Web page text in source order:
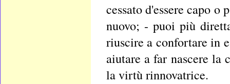
cessato d'essere capo
nuovo; - puoi più
riuscire a confortare in
aiutare a far nascere la
la virtù rinnovatrice.